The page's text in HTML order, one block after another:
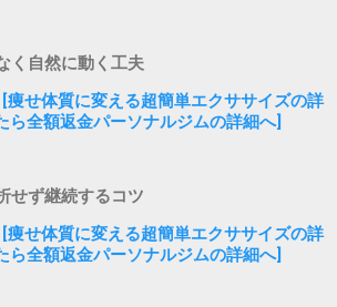
く自然に動く工夫
[痩せ体質に変える超簡単エクササイズの詳
ら全額返金パーソナルジムの詳細へ]
せず継続するコツ
[痩せ体質に変える超簡単エクササイズの詳
ら全額返金パーソナルジムの詳細へ]